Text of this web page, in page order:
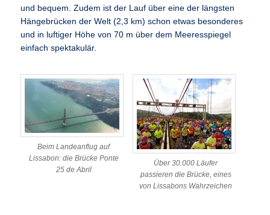
und bequem. Zudem ist der Lauf über eine der längsten
Hängebrücken der Welt (2,3 km) schon etwas besonderes
und in luftiger Höhe von 70 m über dem Meeresspiegel
einfach spektakulär.
Beim Landeanflug auf
Lissabon: die Brücke Ponte
25 de Abril
Über 30.000 Läufer
passieren die Brücke, eines
von Lissabons Wahrzeichen